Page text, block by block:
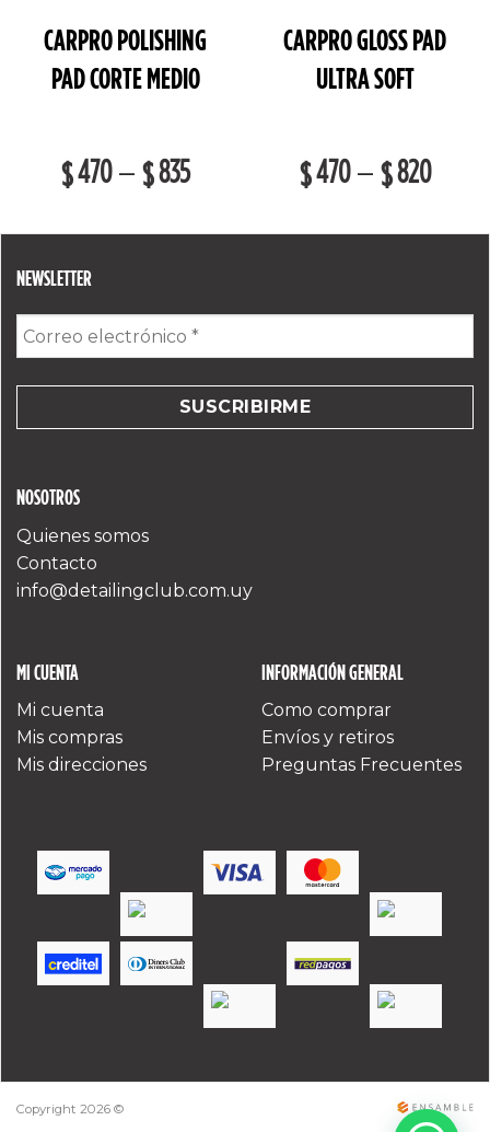
CARPRO POLISHING
PAD CORTE MEDIO
$470– $835
CARPRO GLOSS PAD
ULTRA SOFT
$470– $820
NOSOTROS
Quienes somos
Contacto
info@detailingclub.com.uy
MI CUENTA
Mi cuenta
Mis compras
Mis direcciones
INFORMACIÓN GENERAL
Como comprar
Envíos y retiros
Preguntas Frecuentes
NEWSLETTER
electrónico
Copyright 2026 ©